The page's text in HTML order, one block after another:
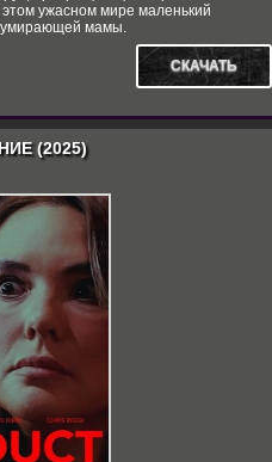
ужасном мире маленький
умирающей мамы.
СКАЧАТЬ
(2025)